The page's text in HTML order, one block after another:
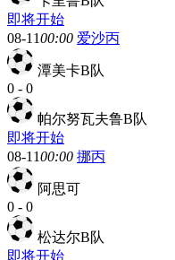
即将开始
08-1100:00 爱沙丙
潭美卡B队
0 - 0
帕尔努瓦夫鲁B队
即将开始
08-1100:00 挪丙
阿思可
0 - 0
松达尔B队
即将开始